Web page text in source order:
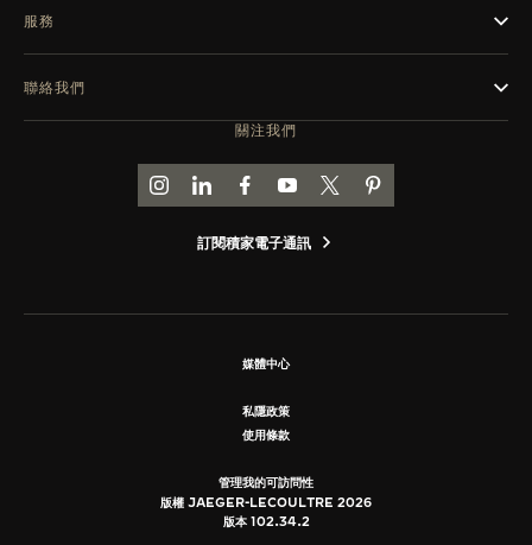
關注我們
前往積家 INSTAGRAM 頁面
前往積家 LINKEDIN 頁面
前往積家 FACEBOOK 頁面
前往積家 YOUTUBE 頁面
前往積家推特頁面
前往積家 PINTEREST
訂閱積家電子通訊
服務
聯絡我們
媒體中心
私隱政策
使用條款
管理我的可訪問性
版權 JAEGER-LECOULTRE 2026
版本 102.34.2